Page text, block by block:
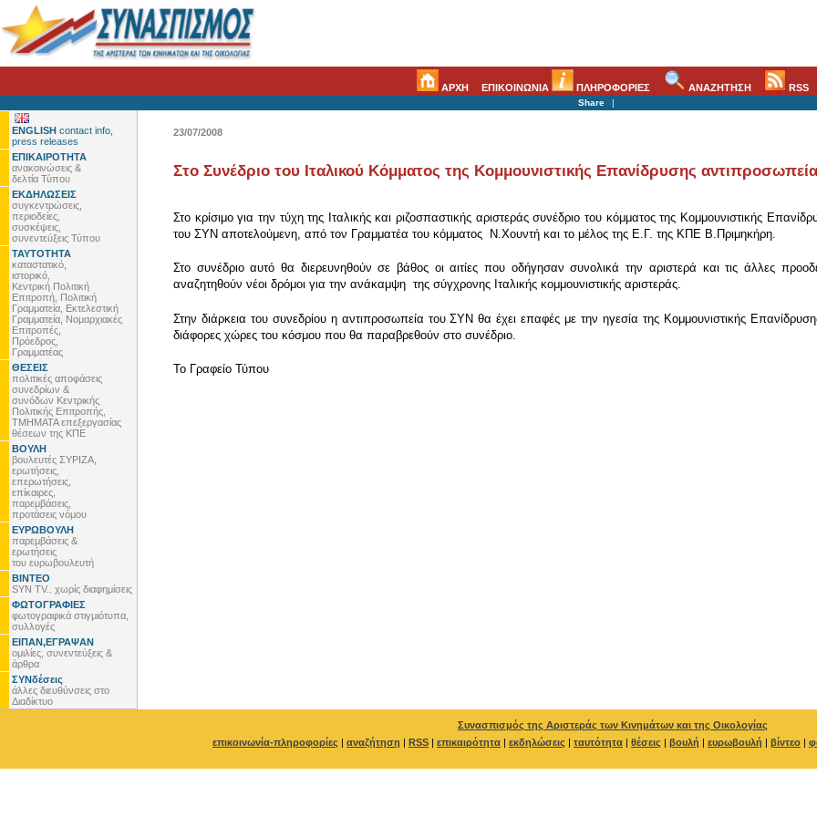
ΑΡΧΗ ΕΠΙΚΟΙΝΩΝΙΑ ΠΛΗΡΟΦΟΡΙΕΣ ΑΝΑΖΗΤΗΣΗ RSS
Share |
ENGLISH contact info,
press releases
ΕΠΙΚΑΙΡΟΤΗΤΑ
ανακοινώσεις &
δελτία Τύπου
ΕΚΔΗΛΩΣΕΙΣ
συγκεντρώσεις,
περιοδείες,
συσκέψεις,
συνεντεύξεις Τύπου
ΤΑΥΤΟΤΗΤΑ
καταστατικό,
ιστορικό,
Κεντρική Πολιτική
Επιτροπή, Πολιτική
Γραμματεία, Εκτελεστική
Γραμματεία, Νομαρχιακές
Επιτροπές,
Πρόεδρος,
Γραμματέας
ΘΕΣΕΙΣ
πολιτικές αποφάσεις
συνεδρίων &
συνόδων Κεντρικής
Πολιτικής Επιτροπής,
ΤΜΗΜΑΤΑ επεξεργασίας
θέσεων της ΚΠΕ
ΒΟΥΛΗ
βουλευτές ΣΥΡΙΖΑ,
ερωτήσεις,
επερωτήσεις,
επίκαιρες,
παρεμβάσεις,
προτάσεις νόμου
ΕΥΡΩΒΟΥΛΗ
παρεμβάσεις &
ερωτήσεις
του ευρωβουλευτή
ΒΙΝΤΕΟ
SYN TV.. χωρίς διαφημίσεις
ΦΩΤΟΓΡΑΦΙΕΣ
φωτογραφικά στιγμιότυπα,
συλλογές
ΕΙΠΑΝ,ΕΓΡΑΨΑΝ
ομιλίες, συνεντεύξεις &
άρθρα
ΣΥΝδέσεις
άλλες διευθύνσεις στο
Διαδίκτυο
23/07/2008
Στο Συνέδριο του Ιταλικού Κόμματος της Κομμουνιστικής Επανίδρυσης
Στο κρίσιμο για την τύχη της Ιταλικής και ριζοσπαστικής αριστεράς συνέδριο του κόμματος της Κομμουνιστικής
του ΣΥΝ αποτελούμενη, από τον Γραμματέα του κόμματος Ν.Χουντή και το μέλος της Ε.Γ. της ΚΠΕ Β.Πριμηκήρη.
Στο συνέδριο αυτό θα διερευνηθούν σε βάθος οι αιτίες που οδήγησαν συνολικά την αριστερά και τις άλλες
αναζητηθούν νέοι δρόμοι για την ανάκαμψη της σύγχρονης Ιταλικής κομμουνιστικής αριστεράς.
Στην διάρκεια του συνεδρίου η αντιπροσωπεία του ΣΥΝ θα έχει επαφές με την ηγεσία της Κομμουνιστικής
διάφορες χώρες του κόσμου που θα παραβρεθούν στο συνέδριο.
To Γραφείο Τύπου
Συνασπισμός της Αριστεράς των Κινημάτων και της Οικολογίας
επικοινωνία-πληροφορίες | αναζήτηση | RSS | επικαιρότητα | εκδηλώσεις | ταυτότητα | θέσεις | βουλή | ευρωβουλή | βίντεο |